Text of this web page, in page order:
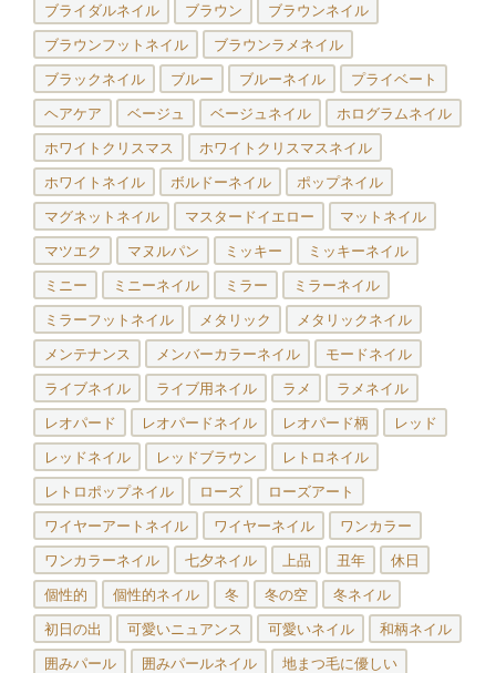
ブライダルネイル ブラウン ブラウンネイル
ブラウンフットネイル ブラウンラメネイル
ブラックネイル ブルー ブルーネイル プライベート
ヘアケア ベージュ ベージュネイル ホログラムネイル
ホワイトクリスマス ホワイトクリスマスネイル
ホワイトネイル ボルドーネイル ポップネイル
マグネットネイル マスタードイエロー マットネイル
マツエク マヌルパン ミッキー ミッキーネイル
ミニー ミニーネイル ミラー ミラーネイル
ミラーフットネイル メタリック メタリックネイル
メンテナンス メンバーカラーネイル モードネイル
ライブネイル ライブ用ネイル ラメ ラメネイル
レオパード レオパードネイル レオパード柄 レッド
レッドネイル レッドブラウン レトロネイル
レトロポップネイル ローズ ローズアート
ワイヤーアートネイル ワイヤーネイル ワンカラー
ワンカラーネイル 七夕ネイル 上品 丑年 休日
個性的 個性的ネイル 冬 冬の空 冬ネイル
初日の出 可愛いニュアンス 可愛いネイル 和柄ネイル
囲みパール 囲みパールネイル 地まつ毛に優しい